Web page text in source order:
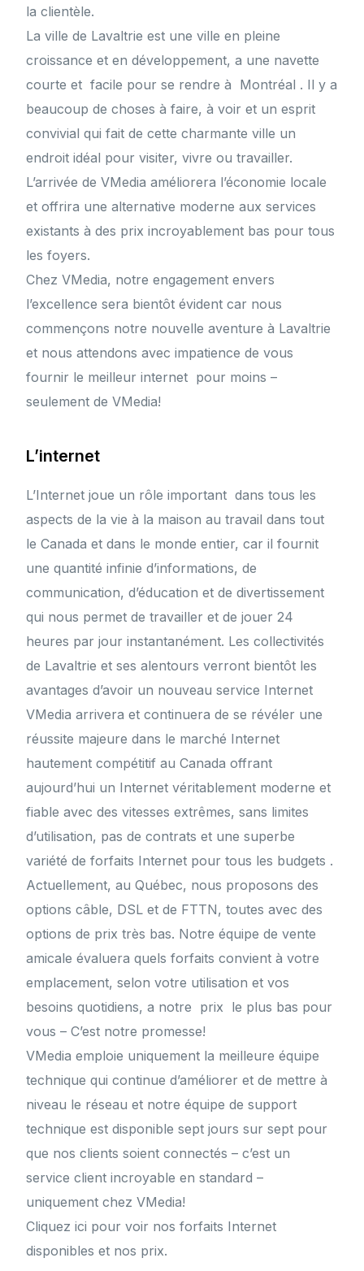
la clientèle.
La ville de Lavaltrie est une ville en pleine
croissance et en développement, a une navette
courte et facile pour se rendre à Montréal . Il y a
beaucoup de choses à faire, à voir et un esprit
convivial qui fait de cette charmante ville un
endroit idéal pour visiter, vivre ou travailler.
L’arrivée de VMedia améliorera l’économie locale
et offrira une alternative moderne aux services
existants à des prix incroyablement bas pour tous
les foyers.
Chez VMedia, notre engagement envers
l’excellence sera bientôt évident car nous
commençons notre nouvelle aventure à Lavaltrie
et nous attendons avec impatience de vous
fournir le meilleur internet pour moins –
seulement de VMedia!
L’internet
L’Internet joue un rôle important dans tous les
aspects de la vie à la maison au travail dans tout
le Canada et dans le monde entier, car il fournit
une quantité infinie d’informations, de
communication, d’éducation et de divertissement
qui nous permet de travailler et de jouer 24
heures par jour instantanément. Les collectivités
de Lavaltrie et ses alentours verront bientôt les
avantages d’avoir un nouveau service Internet
VMedia arrivera et continuera de se révéler une
réussite majeure dans le marché Internet
hautement compétitif au Canada offrant
aujourd’hui un Internet véritablement moderne et
fiable avec des vitesses extrêmes, sans limites
d’utilisation, pas de contrats et une superbe
variété de forfaits Internet pour tous les budgets .
Actuellement, au Québec, nous proposons des
options câble, DSL et de FTTN, toutes avec des
options de prix très bas. Notre équipe de vente
amicale évaluera quels forfaits convient à votre
emplacement, selon votre utilisation et vos
besoins quotidiens, a notre prix le plus bas pour
vous – C’est notre promesse!
VMedia emploie uniquement la meilleure équipe
technique qui continue d’améliorer et de mettre à
niveau le réseau et notre équipe de support
technique est disponible sept jours sur sept pour
que nos clients soient connectés – c’est un
service client incroyable en standard –
uniquement chez VMedia!
Cliquez ici pour voir nos forfaits Internet
disponibles et nos prix.